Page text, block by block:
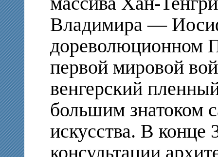
Владимира —
дореволюционном
первой мировой
венгерский
большим знатоком
искусства. В конце
консультации